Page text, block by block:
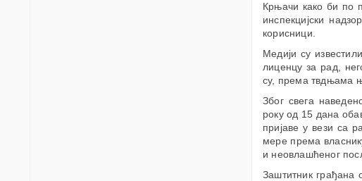
Крњачи како би по
инспекцијски
корисници.
Медији су
лиценцу за рад,
су, према твдњама
Због свега
року од 15 дана
пријаве у вези са
мере према
и неовлашћеног
Заштитник грађана